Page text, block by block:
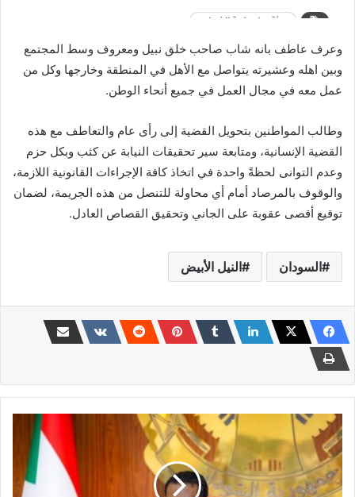
وعرف عاطف بانه شاب صاحب خلق نبيل ومعروف وسط المجتمع
وبين اهله وعشيرته يتواصل مع الأهل في المنطقة وخارجها وكل من
عمل معه في مجال العمل في جميع أنحاء الوطن.
وطالب المواطنين بتحويل القضية إلى رأى عام والتعاطف مع هذه
القضية الإنسانية، ومتابعة سير تحقيقات النيابة عن كثب وبكل حزم
وعدم التوانى لحظةً واحدة في اتخاذ كافة الإجراءات القانونية اللازمة،
والوقوف بالمرصاد أمام أي محاولة للتنصل من هذه الجريمة، لضمان
توقيع أقصى عقوبة على الجاني وتحقيق القصاص العادل.
السودان النيل الأبيض
بشكل
مفاجئ..
كامل
إدريس
يغادر